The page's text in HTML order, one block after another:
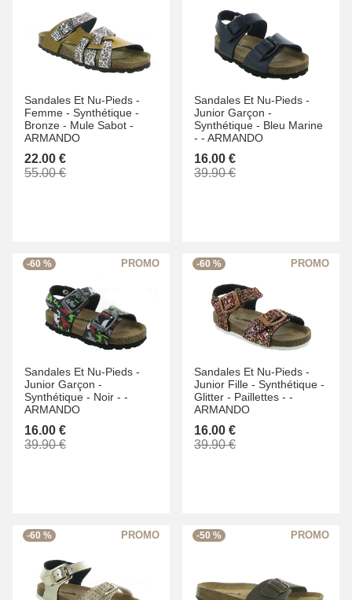
Sandales Et Nu-Pieds -
Femme - Synthétique -
Bronze - Mule Sabot -
ARMANDO
22.00 €
55.00 €
Sandales Et Nu-Pieds -
Junior Garçon -
Synthétique - Bleu Marine
- - ARMANDO
16.00 €
39.90 €
-60 %
Sandales Et Nu-Pieds -
Junior Garçon -
Synthétique - Noir - -
ARMANDO
16.00 €
39.90 €
-60 %
Sandales Et Nu-Pieds -
Junior Fille - Synthétique -
Glitter - Paillettes - -
ARMANDO
16.00 €
39.90 €
-60 % -50 %